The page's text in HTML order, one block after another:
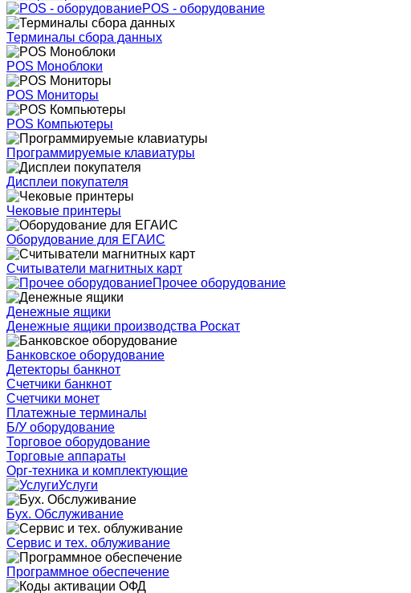
POS - оборудование
Терминалы сбора данных
POS Моноблоки
POS Мониторы
POS Компьютеры
Программируемые клавиатуры
Дисплеи покупателя
Чековые принтеры
Оборудование для ЕГАИС
Считыватели магнитных карт
Прочее оборудование
Денежные ящики
Денежные ящики производства Роскат
Банковское оборудование
Детекторы банкнот
Счетчики банкнот
Счетчики монет
Платежные терминалы
Б/У оборудование
Торговое оборудование
Торговые аппараты
Орг-техника и комплектующие
Услуги
Бух. Обслуживание
Сервис и тех. облуживание
Программное обеспечение